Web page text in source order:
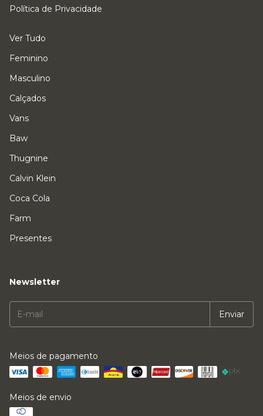
Política de Privacidade
Ver Tudo
Feminino
Masculino
Calçados
Vans
Baw
Thugnine
Calvin Klein
Coca Cola
Farm
Presentes
Newsletter
Meios de pagamento
Meios de envio